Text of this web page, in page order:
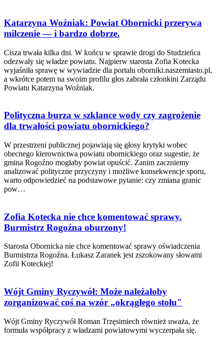
Katarzyna Woźniak: Powiat Obornicki przerywa
milczenie — i bardzo dobrze.
Cisza trwała kilka dni. W końcu w sprawie drogi do Studzieńca
odezwały się władze powiatu. Najpierw starosta Zofia Kotecka
wyjaśniła sprawę w wywiadzie dla portalu oborniki.naszemiasto.pl,
a wkrótce potem na swoim profilu głos zabrała członkini Zarządu
Powiatu Katarzyna Woźniak.
Polityczna burza w szklance wody czy zagrożenie
dla trwałości powiatu obornickiego?
W przestrzeni publicznej pojawiają się głosy krytyki wobec
obecnego kierownictwa powiatu obornickiego oraz sugestie, że
gmina Rogoźno mogłaby powiat opuścić. Zanim zaczniemy
analizować polityczne przyczyny i możliwe konsekwencje sporu,
warto odpowiedzieć na podstawowe pytanie: czy zmiana granic
pow…
Zofia Kotecka nie chce komentować sprawy.
Burmistrz Rogoźna oburzony!
Starosta Obornicka nie chce komentować sprawy oświadczenia
Burmistrza Rogoźna. Łukasz Zaranek jest zszokowany słowami
Zofii Koteckiej!
Wójt Gminy Ryczywół: Może należałoby
zorganizować coś na wzór „okrągłego stołu"
Wójt Gminy Ryczywół Roman Trzęsimiech również uważa, że
formuła współpracy z władzami powiatowymi wyczerpała się.